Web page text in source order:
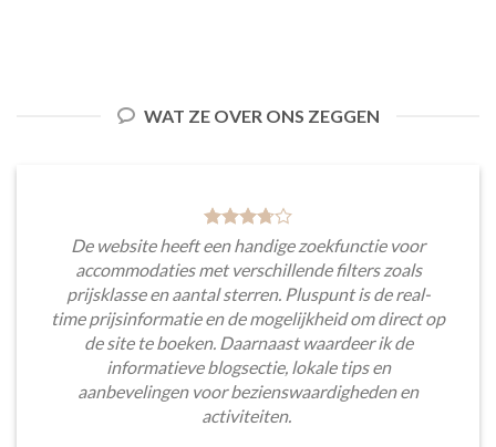
WAT ZE OVER ONS ZEGGEN
De website heeft een handige zoekfunctie voor
accommodaties met verschillende filters zoals
prijsklasse en aantal sterren. Pluspunt is de real-
time prijsinformatie en de mogelijkheid om direct op
de site te boeken. Daarnaast waardeer ik de
informatieve blogsectie, lokale tips en
aanbevelingen voor bezienswaardigheden en
activiteiten.